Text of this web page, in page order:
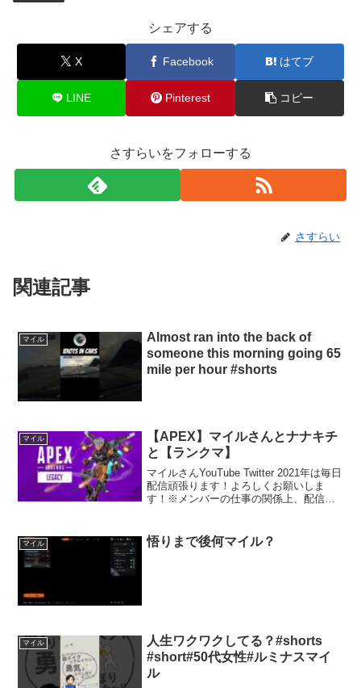
シェアする
X Facebook はてブ
LINE Pinterest コピー
さすらいをフォローする
さすらい
関連記事
マイル
Almost ran into the back of
someone this morning going 65
mile per hour #shorts
マイル
【APEX】マイルさんとナナキチ
と【ランクマ】
マイルさんYouTube Twitter 2021年は毎日
配信頑張ります！よろしくお願いしま
す！※メンバーの仕事の関係上、配信時
Twitter...
マイル 悟りまで後何マイル？
マイル
人生ワクワクしてる？#shorts
#short#50代女性#ルミナスマイ
ル